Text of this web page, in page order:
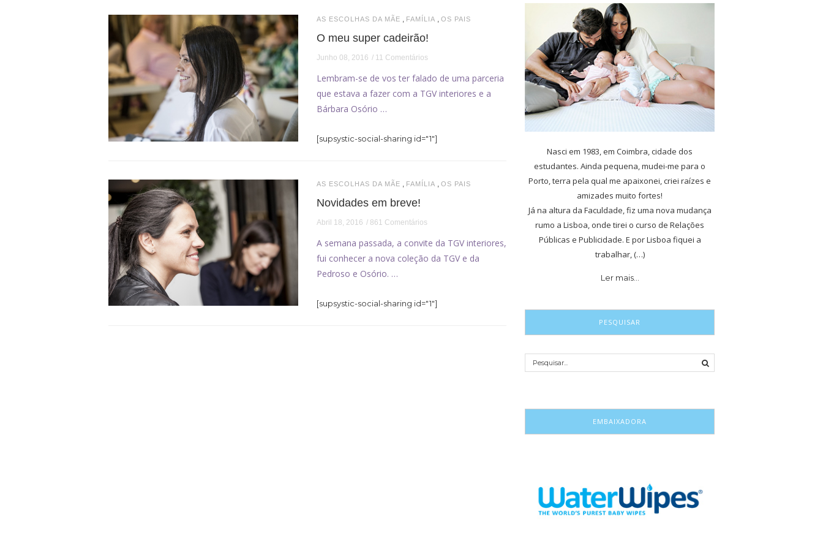
AS ESCOLHAS DA MÃE FAMÍLIA OS PAIS
O meu super cadeirão!
Junho 08, 2016 11 Comentários
Lembram-se de vos ter falado de uma parceria
que estava a fazer com a TGV interiores e a
Bárbara Osório …
[supsystic-social-sharing id="1"]
AS ESCOLHAS DA MÃE FAMÍLIA OS PAIS
Novidades em breve!
Abril 18, 2016 861 Comentários
A semana passada, a convite da TGV interiores,
fui conhecer a nova coleção da TGV e da
Pedroso e Osório. …
[supsystic-social-sharing id="1"]
Nasci em 1983, em Coimbra, cidade dos
estudantes. Ainda pequena, mudei-me para o
Porto, terra pela qual me apaixonei, criei raízes e
amizades muito fortes!
Já na altura da Faculdade, fiz uma nova mudança
rumo a Lisboa, onde tirei o curso de Relações
Públicas e Publicidade. E por Lisboa fiquei a
trabalhar, (…)
Ler mais…
PESQUISAR
EMBAIXADORA